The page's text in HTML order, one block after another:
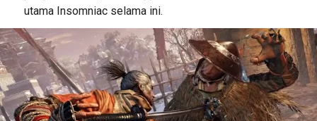
utama Insomniac selama ini.